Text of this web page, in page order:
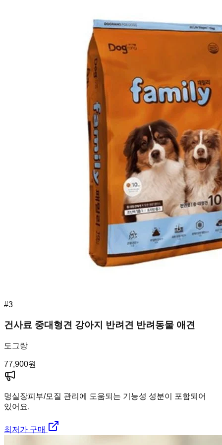
#3
건사료 중대형견 강아지 반려견 반려동물 애견
도그랑
77,900원
멍실장피부/모질 관리에 도움되는 기능성 성분이 포함되어
있어요.
최저가 구매